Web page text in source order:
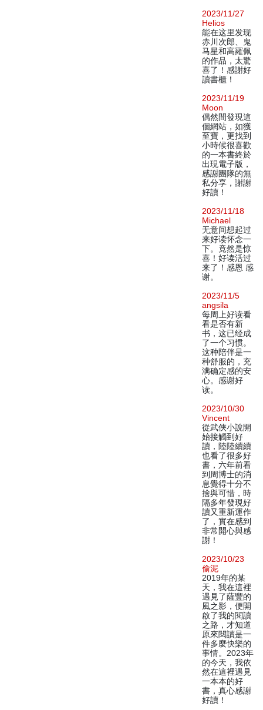
2023/11/27
Helios
能在这里发现
赤川次郎、鬼
马星和高羅佩
的作品，太驚
喜了！感謝好
讀書櫃！
2023/11/19
Moon
偶然間發現這
個網站，如獲
至寶，更找到
小時候很喜歡
的一本書終於
出現電子版，
感謝團隊的無
私分享，謝謝
好讀！
2023/11/18
Michael
无意间想起过
来好读怀念一
下。竟然是惊
喜！好读活过
来了！感恩 感
谢。
2023/11/5
angsila
每周上好读看
看是否有新
书，这已经成
了一个习惯。
这种陪伴是一
种舒服的，充
满确定感的安
心。感谢好
读。
2023/10/30
Vincent
從武俠小說開
始接觸到好
讀，陸陸續續
也看了很多好
書，六年前看
到周博士的消
息覺得十分不
捨與可惜，時
隔多年發現好
讀又重新運作
了，實在感到
非常開心與感
謝！
2023/10/23
偷泥
2019年的某
天，我在這裡
遇見了薩豐的
風之影，便開
啟了我的閱讀
之路，才知道
原來閱讀是一
件多麼快樂的
事情。2023年
的今天，我依
然在這裡遇見
一本本的好
書，真心感謝
好讀！